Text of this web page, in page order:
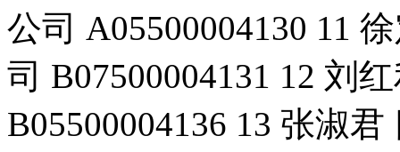
公司 A05500004130 11
司 B07500004131 12 刘
B05500004136 13 张淑